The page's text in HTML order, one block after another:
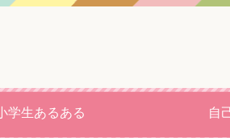
学生あるある 自